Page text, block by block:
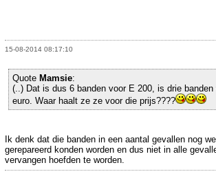
15-08-2014 08:17:10
Quote Mamsie:
(..) Dat is dus 6 banden voor E 200, is drie banden
euro. Waar haalt ze ze voor die prijs????
Ik denk dat die banden in een aantal gevallen nog wel
gerepareerd konden worden en dus niet in alle
vervangen hoefden te worden.